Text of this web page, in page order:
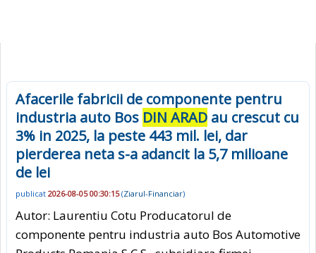
Afacerile fabricii de componente pentru
industria auto Bos DIN ARAD au crescut cu
3% in 2025, la peste 443 mil. lei, dar
pierderea neta s-a adancit la 5,7 milioane
de lei
publicat 2026-08-05 00:30:15(Ziarul-Financiar)
Autor: Laurentiu Cotu Producatorul de
componente pentru industria auto Bos Automotive